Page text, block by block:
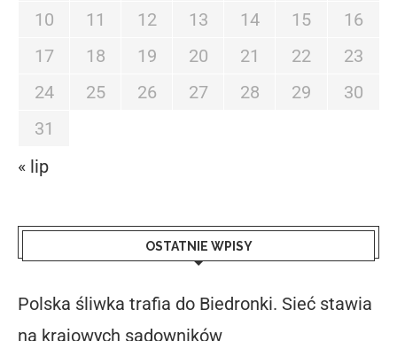
10
11 12 13 14 15
16
17
18 19 20 21 22
23
24
25 26 27 28 29
30
31
« lip
OSTATNIE WPISY
Polska śliwka trafia do Biedronki. Sieć stawia
na krajowych sadowników